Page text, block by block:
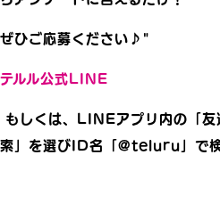
ぜひご応募ください♪"
テルル公式LINE
もしくは、LINEアプリ内の「友
索」を選びID名「@teluru」で